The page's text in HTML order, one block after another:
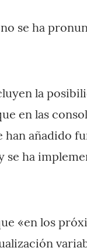
se ha
la
en las
han añadido
ha
«en los